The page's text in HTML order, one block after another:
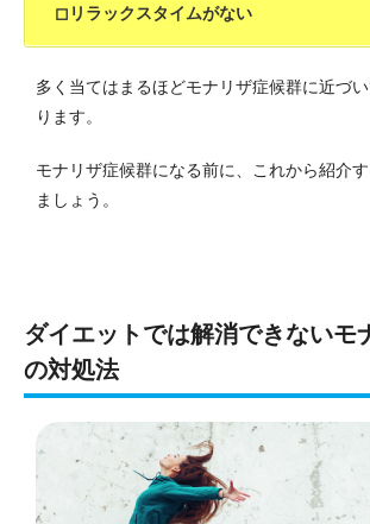
◻︎リラックスタイムがない
多く当てはまるほどモナリザ症候群に近づ
ります。
モナリザ症候群になる前に、これから紹介
ましょう。
ダイエットでは解消できないモ
の対処法